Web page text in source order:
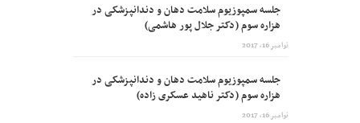
جلسه سمپوزیوم سلامت دهان و دندانپزشکی در
هزاره سوم (دکتر جلال پور هاشمی)
نوامبر 16, 2017
جلسه سمپوزیوم سلامت دهان و دندانپزشکی در
هزاره سوم (دکتر ناهید عسکری زاده)
نوامبر 16, 2017